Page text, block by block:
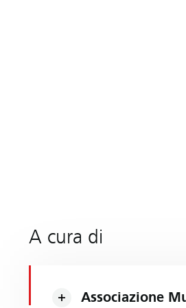
A cura di
Associazione